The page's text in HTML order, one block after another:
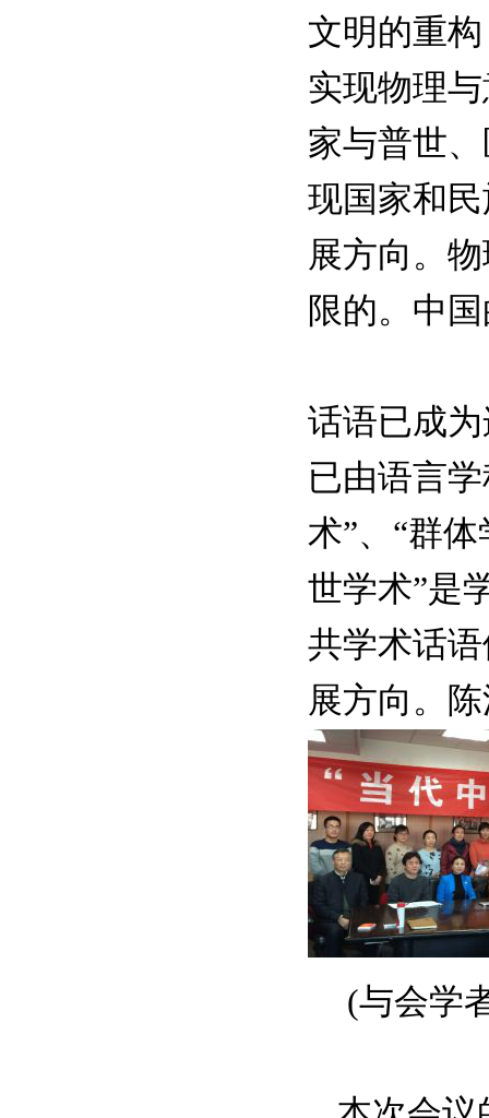
文明的重
实现物理
家与普世
现国家和
展方向。
限的。中
话语已成
已由语言
术”、“群
世学术”是
共学术话
展方向。
(与会学